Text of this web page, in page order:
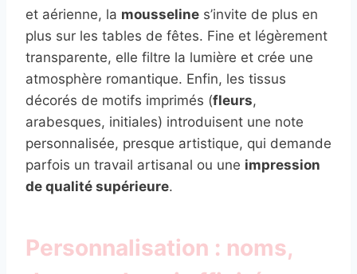
et aérienne, la mousseline s’invite de plus en
plus sur les tables de fêtes. Fine et légèrement
transparente, elle filtre la lumière et crée une
atmosphère romantique. Enfin, les tissus
décorés de motifs imprimés (fleurs,
arabesques, initiales) introduisent une note
personnalisée, presque artistique, qui demande
parfois un travail artisanal ou une impression
de qualité supérieure.
Personnalisation : noms,